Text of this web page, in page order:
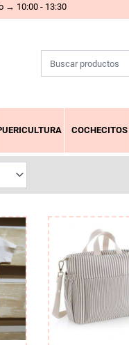
→ 10:00 - 13:30
COCHECITOS